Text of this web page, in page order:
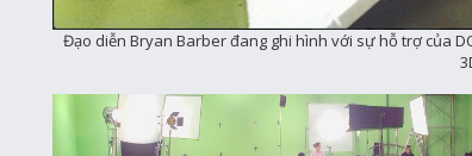
Đạo diễn Bryan Barber đang ghi hình với sự hỗ trợ của